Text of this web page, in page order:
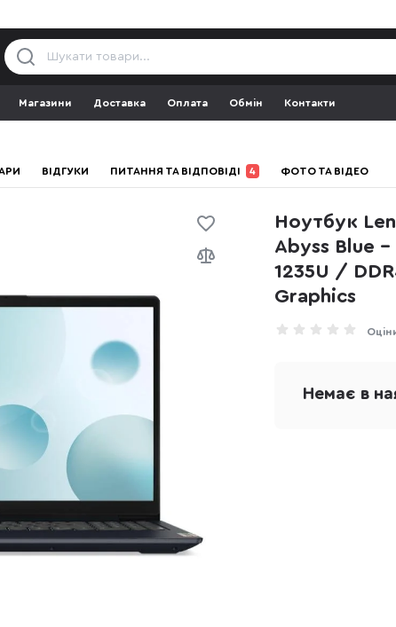
Магазини Доставка Оплата Обмін Контакти
ВІДГУКИ ПИТАННЯ ТА ВІДПОВІДІ 4 ФОТО ТА ВІДЕО
Ноутбук
Abyss Blue
1235U /
Graphics
Немає в